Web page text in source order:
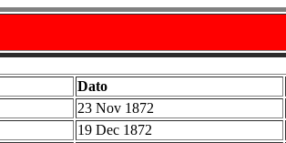
Dato
23 Nov 1872
19 Dec 1872